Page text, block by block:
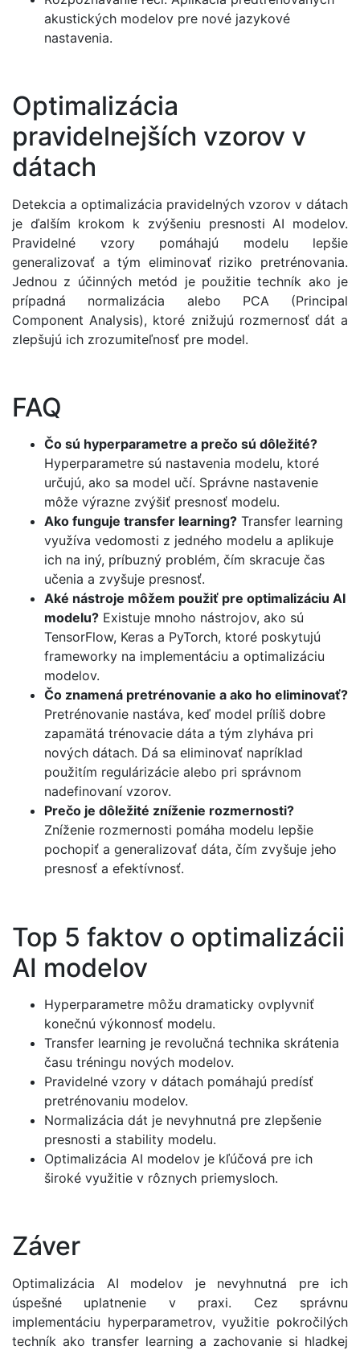
akustických modelov pre nové jazykové
nastavenia.
Optimalizácia
pravidelnejších vzorov v
dátach
Detekcia a optimalizácia pravidelných vzorov v dátach
je ďalším krokom k zvýšeniu presnosti AI modelov.
Pravidelné vzory pomáhajú modelu lepšie
generalizovať a tým eliminovať riziko pretrénovania.
Jednou z účinných metód je použitie techník ako je
prípadná normalizácia alebo PCA (Principal
Component Analysis), ktoré znižujú rozmernosť dát a
zlepšujú ich zrozumiteľnosť pre model.
FAQ
Čo sú hyperparametre a prečo sú dôležité?
Hyperparametre sú nastavenia modelu, ktoré
určujú, ako sa model učí. Správne nastavenie
môže výrazne zvýšiť presnosť modelu.
Ako funguje transfer learning? Transfer learning
využíva vedomosti z jedného modelu a aplikuje
ich na iný, príbuzný problém, čím skracuje čas
učenia a zvyšuje presnosť.
Aké nástroje môžem použiť pre optimalizáciu AI
modelu? Existuje mnoho nástrojov, ako sú
TensorFlow, Keras a PyTorch, ktoré poskytujú
frameworky na implementáciu a optimalizáciu
modelov.
Čo znamená pretrénovanie a ako ho eliminovať?
Pretrénovanie nastáva, keď model príliš dobre
zapamätá trénovacie dáta a tým zlyháva pri
nových dátach. Dá sa eliminovať napríklad
použitím regulárizácie alebo pri správnom
nadefinovaní vzorov.
Prečo je dôležité zníženie rozmernosti?
Zníženie rozmernosti pomáha modelu lepšie
pochopiť a generalizovať dáta, čím zvyšuje jeho
presnosť a efektívnosť.
Top 5 faktov o optimalizácii
AI modelov
Hyperparametre môžu dramaticky ovplyvniť
konečnú výkonnosť modelu.
Transfer learning je revolučná technika skrátenia
času tréningu nových modelov.
Pravidelné vzory v dátach pomáhajú predísť
pretrénovaniu modelov.
Normalizácia dát je nevyhnutná pre zlepšenie
presnosti a stability modelu.
Optimalizácia AI modelov je kľúčová pre ich
široké využitie v rôznych priemysloch.
Záver
Optimalizácia AI modelov je nevyhnutná pre ich
úspešné uplatnenie v praxi. Cez správnu
implementáciu hyperparametrov, využitie pokročilých
techník ako transfer learning a zachovanie si hladkej